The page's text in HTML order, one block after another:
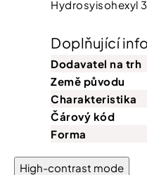
Hydrosyisohexyl
Doplňující
Dodavatel na trh
Země původu
Charakteristika
Čárový kód
Forma
High-contrast mode